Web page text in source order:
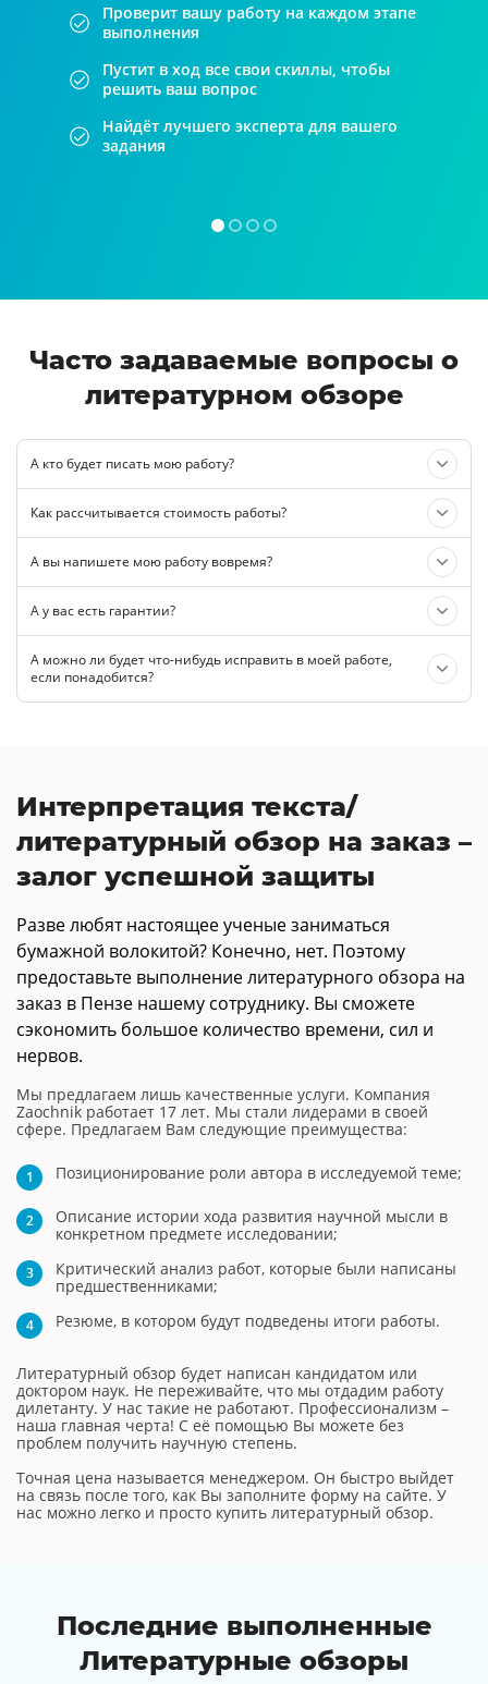
Проверит вашу работу на каждом этапе
выполнения
Пустит в ход все свои скиллы, чтобы
решить ваш вопрос
Найдёт лучшего эксперта для вашего
задания
Часто задаваемые вопросы о
литературном обзоре
А кто будет писать мою работу?
Как рассчитывается стоимость работы?
А вы напишете мою работу вовремя?
А у вас есть гарантии?
А можно ли будет что-нибудь исправить в моей работе,
если понадобится?
Интерпретация текста/
литературный обзор на заказ –
залог успешной защиты
Разве любят настоящее ученые заниматься
бумажной волокитой? Конечно, нет. Поэтому
предоставьте выполнение литературного обзора на
заказ в Пензе нашему сотруднику. Вы сможете
сэкономить большое количество времени, сил и
нервов.
Мы предлагаем лишь качественные услуги. Компания
Zaochnik работает 17 лет. Мы стали лидерами в своей
сфере. Предлагаем Вам следующие преимущества:
Позиционирование роли автора в исследуемой теме;
Описание истории хода развития научной мысли в
конкретном предмете исследовании;
Критический анализ работ, которые были написаны
предшественниками;
Резюме, в котором будут подведены итоги работы.
Литературный обзор будет написан кандидатом или
доктором наук. Не переживайте, что мы отдадим работу
дилетанту. У нас такие не работают. Профессионализм –
наша главная черта! С её помощью Вы можете без
проблем получить научную степень.
Точная цена называется менеджером. Он быстро выйдет
на связь после того, как Вы заполните форму на сайте. У
нас можно легко и просто купить литературный обзор.
Последние выполненные
Литературные обзоры